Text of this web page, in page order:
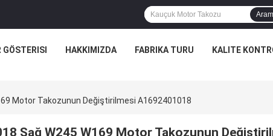
GÖSTERISI HAKKIMIZDA FABRIKA TURU KALITE
Motor Takozunun Değiştirilmesi A1692401018
Sağ W245 W169 Motor Takozunun